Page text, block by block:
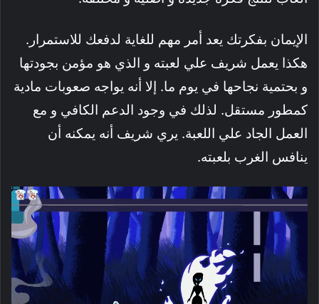
الإيمان بفكرتك يعد أمر مهم للغاية لدفعك للاستمرار.
هكذا يعمل شريف علي لعبته و الذي هو مؤمن بجودتها
و بحتمية نجاحها في يوم ما. إلا أنه يواجه صعوبات مادية
كمطور مستقل. لذلك في وجود الدعم الكافي و مع
العمل الجاد علي اللعبة. يري شريف أنه يمكنه أن
ينافس الغرب بلعبته.